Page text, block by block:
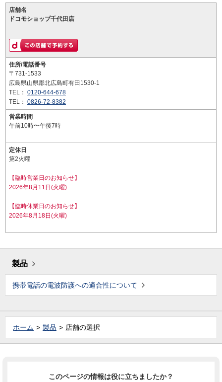
店舗名
ドコモショップ千代田店
住所/電話番号
〒731-1533
広島県山県郡北広島町有田1530-1
TEL： 0120-644-678
TEL： 0826-72-8382
営業時間
午前10時〜午後7時
定休日
第2火曜
【臨時営業日のお知らせ】
2026年8月11日(火曜)
【臨時休業日のお知らせ】
2026年8月18日(火曜)
製品
携帯電話の電波防護への適合性について
ホーム 製品 店舗の選択
このページの情報は役に立ちましたか？